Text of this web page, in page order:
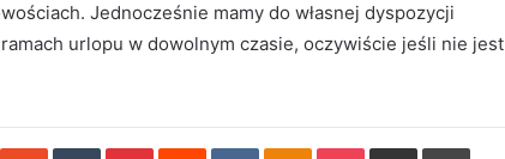
Jednocześnie mamy do własnej dyspozycji
urlopu w dowolnym czasie, oczywiście jeśli nie jest
StumbleUpon
TumblrPinterestReddit VKontakteOdnoklassniki
PocketShare via Email Print